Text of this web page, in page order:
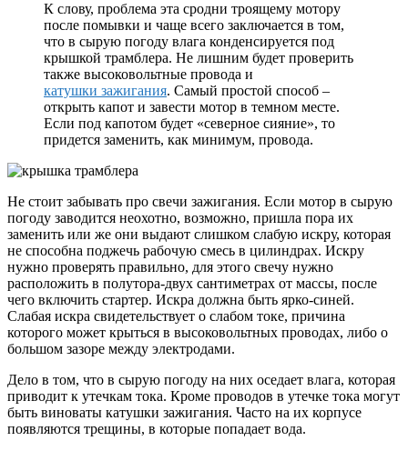
К слову, проблема эта сродни троящему мотору
после помывки и чаще всего заключается в том,
что в сырую погоду влага конденсируется под
крышкой трамблера. Не лишним будет проверить
также высоковольтные провода и
катушки зажигания. Самый простой способ –
открыть капот и завести мотор в темном месте.
Если под капотом будет «северное сияние», то
придется заменить, как минимум, провода.
Не стоит забывать про свечи зажигания. Если мотор в сырую
погоду заводится неохотно, возможно, пришла пора их
заменить или же они выдают слишком слабую искру, которая
не способна поджечь рабочую смесь в цилиндрах. Искру
нужно проверять правильно, для этого свечу нужно
расположить в полутора-двух сантиметрах от массы, после
чего включить стартер. Искра должна быть ярко-синей.
Слабая искра свидетельствует о слабом токе, причина
которого может крыться в высоковольтных проводах, либо о
большом зазоре между электродами.
Дело в том, что в сырую погоду на них оседает влага, которая
приводит к утечкам тока. Кроме проводов в утечке тока могут
быть виноваты катушки зажигания. Часто на их корпусе
появляются трещины, в которые попадает вода.